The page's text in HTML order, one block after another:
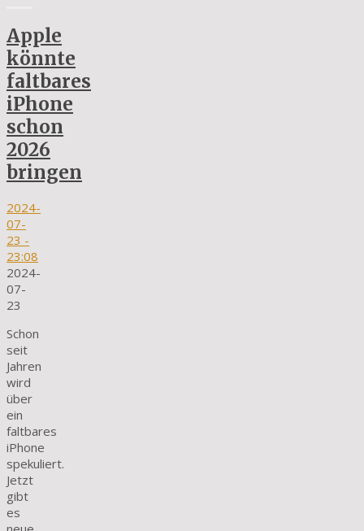
Apple
könnte
faltbares
iPhone
schon
2026
bringen
2024-
07-
23 -
23:08
2024-
07-
23
Schon
seit
Jahren
wird
über
ein
faltbares
iPhone
spekuliert.
Jetzt
gibt
es